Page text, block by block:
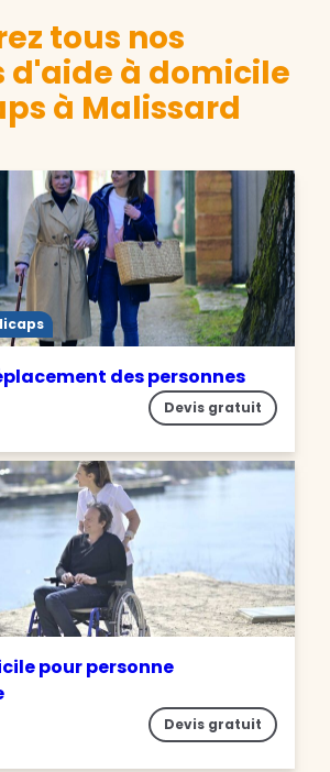
tous nos
d'aide à domicile
à Malissard
des personnes
Devis gratuit
pour personne
Devis gratuit